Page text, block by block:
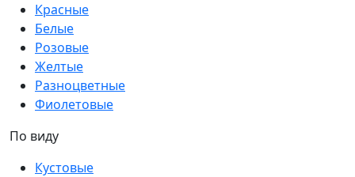
Красные
Белые
Розовые
Желтые
Разноцветные
Фиолетовые
По виду
Кустовые